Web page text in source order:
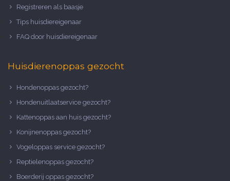
Registreren als baasje
Tips huisdiereigenaar
FAQ door huisdiereigenaar
Huisdierenoppas gezocht
Hondenoppas gezocht?
Hondenuitlaatservice gezocht?
Kattenoppas aan huis gezocht?
Konijnenoppas gezocht?
Vogeloppas service gezocht?
Reptielenoppas gezocht?
Boerderij oppas gezocht?